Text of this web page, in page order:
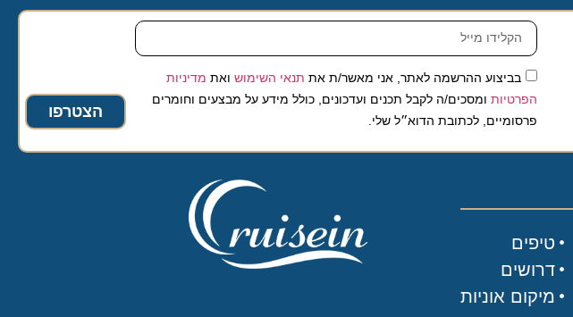
בביצוע ההרשמה לאתר, אני מאשר/ת אתתנאי השימושואת מדיניות
הפרטיותומסכים/ה לקבל תכנים ועדכונים, כולל מידע על מבצעים וחומרים
פרסומיים, לכתובת הדוא״ל שלי.
הצטרפו
טיפים
דרושים
מיקום אוניות